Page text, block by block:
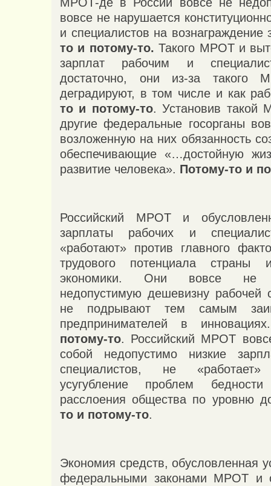
вовсе не нарушается
и специалистов на вознаграждение
то и потому-то. Такого МРОТ и
зарплат рабочим и
достаточно, они из-за такого
деградируют, в том числе и как
то и потому-то. Установив такой
другие федеральные госорганы
возложенную на них обязанность
обеспечивающие «…достойную
развитие человека». Потому-то и
Российский МРОТ и
зарплаты рабочих и
«работают» против главного
трудового потенциала
экономики. Они вовсе не
недопустимую дешевизну
не подрывают тем самым
предпринимателей в
потому-то. Российский МРОТ
собой недопустимо низкие
специалистов, не
усугубление проблем
расслоения общества по уровню
то и потому-то.
Экономия средств, обусловленная
федеральными законами МРОТ и